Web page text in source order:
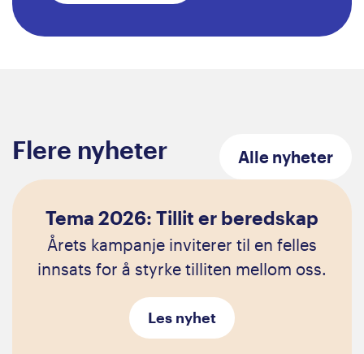
Flere nyheter Alle nyheter
Tema 2026: Tillit er beredskap
Årets kampanje inviterer til en felles
innsats for å styrke tilliten mellom oss.
Les nyhet